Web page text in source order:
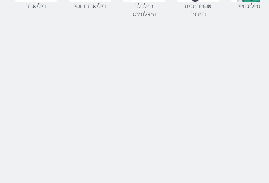
ביליארד ביליארד רוסי
תילכלכ
היצלומיס
אסטרטגית
דפדפן
אינטליגנטי